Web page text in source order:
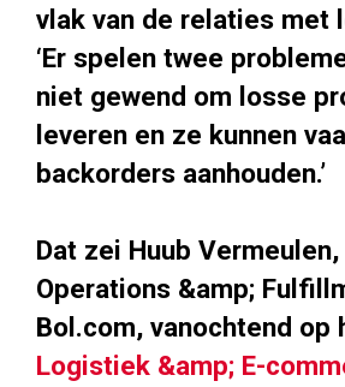
vlak van de relaties met
‘Er spelen twee
niet gewend om losse
leveren en ze kunnen
backorders aanhouden.’
Dat zei Huub
Operations &amp;
Bol.com, vanochtend op
Logistiek &amp; E-